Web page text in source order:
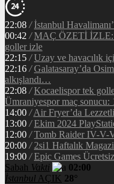
22:08 / İstanbul
00:42 / MAÇ ÖZETİ İZLE:
goller izle
22:15 / Uzay ve havacılık
22:16 / Galatasaray’da
alkışlandı…
22:08 / Kocaelispor tek
Ümraniyespor maç sonucu:
14:00 / Air Fryer’da
13:00 / Ekim 2024
12:00 / Tomb Raider IV-V-
20:00 / 2si1 Haftalık
19:00 / Epic Games
Sabah Vakti
02:00
İstanbul AÇIK 28°